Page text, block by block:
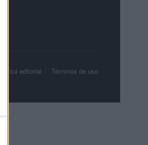
Política editorial Términos de uso